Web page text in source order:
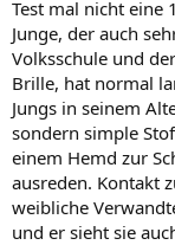
Test mal nicht eine
Junge, der auch
Volksschule und
Brille, hat normal
Jungs in seinem
sondern simple
einem Hemd zur
ausreden. Kontakt
weibliche
und er sieht sie